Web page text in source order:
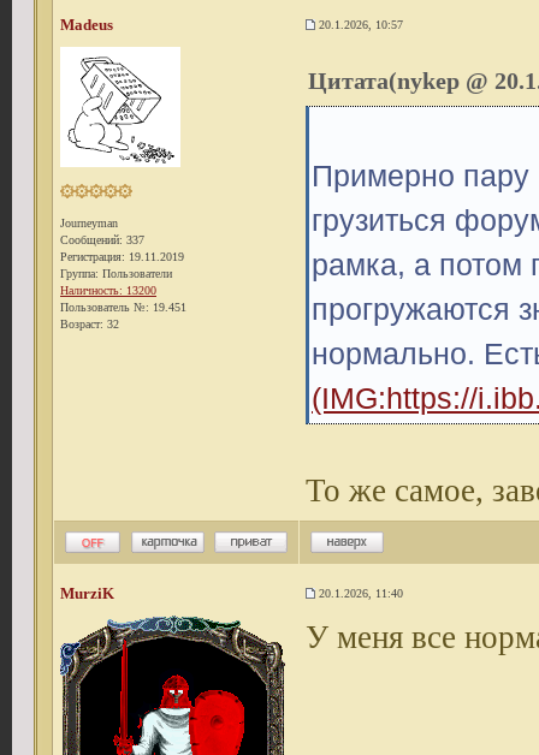
Madeus 20.1.2026, 10:57
Journeyman
Сообщений: 337
Регистрация: 19.11.2019
Группа: Пользователи
Наличность: 13200
Пользователь №: 19.451
Возраст: 32
Цитата(nykep @
Примерно пару
грузиться
рамка, а потом
прогружаются
нормально.
(IMG: https://
То же самое,
MurziK 20.1.2026, 11:40
У меня все